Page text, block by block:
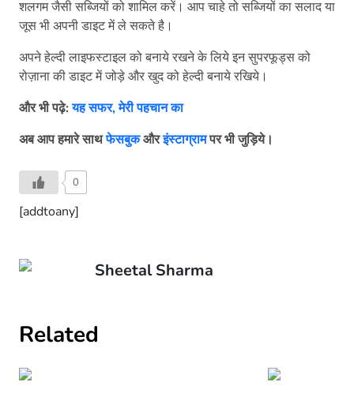
शलगम जैसी सब्जियों को शामिल करें। आप चाहे तो सब्जियों का सलाद या
जूस भी अपनी डाइट में ले सकते है।
अपने हेल्दी लाइफस्टाइल को बनाये रखने के लिये इन सुपरफूड्स को
रोज़ाना की डाइट में जोड़े और खुद को हेल्दी बनाये रखिये।
औरभीपढ़े:यह सफर, मेरी पहचान का
अबआपहमारेसाथफेसबुकऔरइंस्टाग्रामपरभीजुड़िये।
0
[addtoany]
Sheetal Sharma
Related